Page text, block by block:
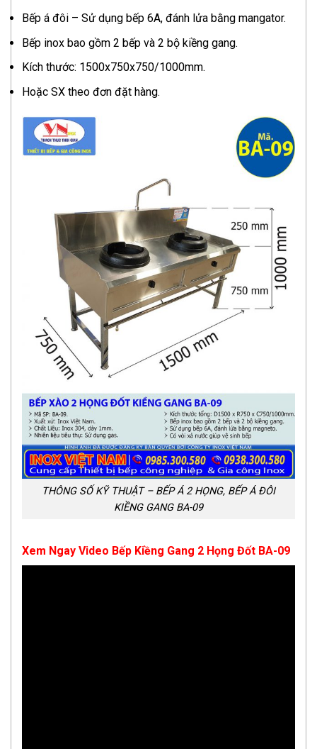
Bếp á đôi – Sử dụng bếp 6A, đánh lửa bằng mangator.
Bếp inox bao gồm 2 bếp và 2 bộ kiềng gang.
Kích thước: 1500x750x750/1000mm.
Hoặc SX theo đơn đặt hàng.
THÔNG SỐ KỸ THUẬT – BẾP Á 2 HỌNG, BẾP Á ĐÔI
KIỀNG GANG BA-09
Xem Ngay Video Bếp Kiềng Gang 2 Họng Đốt BA-09